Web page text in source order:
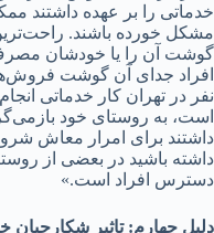
خدماتی را بر عهده داشتند
مشکل خورده باشند.
گوشت آن را یا خودشان مصرف
افراد جدای آن گوشت
نفر در تهران کار خدماتی
است، به روستای خود
داشتند برای امرار معاش
داشته باشید در بعضی از
دسترس افراد است.»
دلیل چهارم: تاثیر